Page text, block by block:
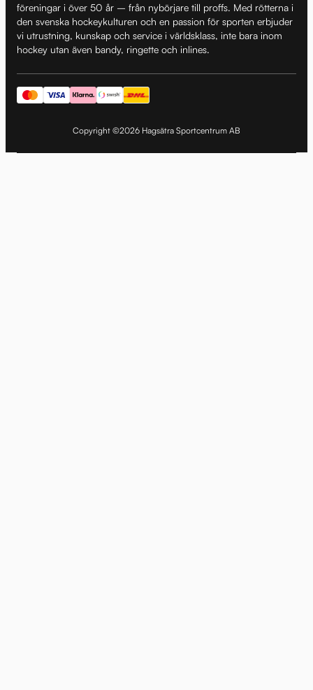
föreningar i över 50 år – från nybörjare till proffs. Med rötterna i
den svenska hockeykulturen och en passion för sporten erbjuder
vi utrustning, kunskap och service i världsklass, inte bara inom
hockey utan även bandy, ringette och inlines.
Copyright ©2026 Hagsätra Sportcentrum AB